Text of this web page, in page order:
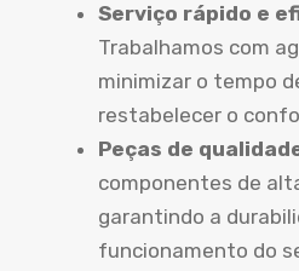
Serviço rápido e
Trabalhamos com
minimizar o tempo
restabelecer o
Peças de
componentes de
garantindo a
funcionamento do